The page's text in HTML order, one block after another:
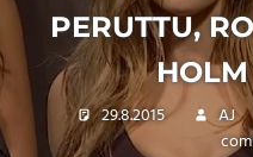
PERUTTU,
29.8.2015 AJ